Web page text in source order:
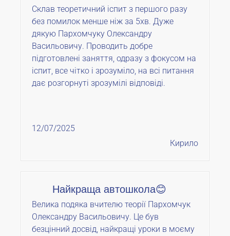
Склав теоретичний іспит з першого разу
без помилок менше ніж за 5хв. Дуже
дякую Пархомчуку Олександру
Васильовичу. Проводить добре
підготовлені заняття, одразу з фокусом на
іспит, все чітко і зрозуміло, на всі питання
дає розгорнуті зрозумілі відповіді.
12/07/2025
Кирило
Найкраща автошкола😊
Велика подяка вчителю теорії Пархомчук
Олександру Васильовичу. Це був
безцінний досвід, найкращі уроки в моєму